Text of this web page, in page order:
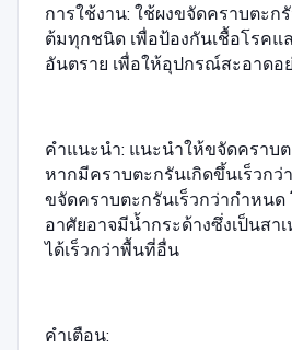
การใช้งาน: ใช้ผงขจัดคราบตะ
ต้มทุกชนิด เพื่อป้องกันเชื้อโรคแ
อันตราย เพื่อให้อุปกรณ์สะอาดอ
คำแนะนำ: แนะนำให้ขจัดคราบ
หากมีคราบตะกรันเกิดขึ้นเร็วกว่
ขจัดคราบตะกรันเร็วกว่ากำหน
อาศัยอาจมีน้ำกระด้างซึ่งเป็นสา
ได้เร็วกว่าพื้นที่อื่น
คำเตือน: